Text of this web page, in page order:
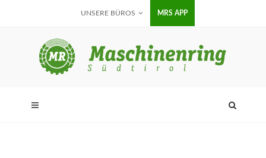
UNSERE BÜROS MRS APP